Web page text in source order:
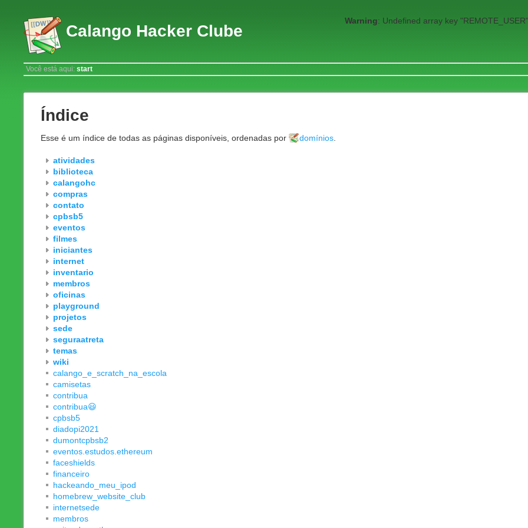
Calango Hacker Clube
Warning: Undefined array key
Você está aqui:start
Índice
Esse é um índice de todas as páginas disponíveis, ordenadas por domínios
atividades
biblioteca
calangohc
compras
contato
cpbsb5
eventos
filmes
iniciantes
internet
inventario
membros
oficinas
playground
projetos
sede
seguraatreta
temas
wiki
calango_e_scratch_na_escola
camisetas
contribua
contribua😃
cpbsb5
diadopi2021
dumontcpbsb2
eventos.estudos.ethereum
faceshields
financeiro
hackeando_meu_ipod
homebrew_website_club
internetsede
membros